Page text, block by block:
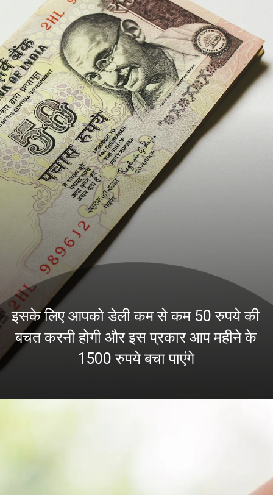
इसके लिए आपको डेली कम से कम 50 रुपये की
बचत करनी होगी और इस प्रकार आप महीने के
1500 रुपये बचा पाएंगे